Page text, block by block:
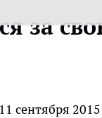
за
11 сентября 2015